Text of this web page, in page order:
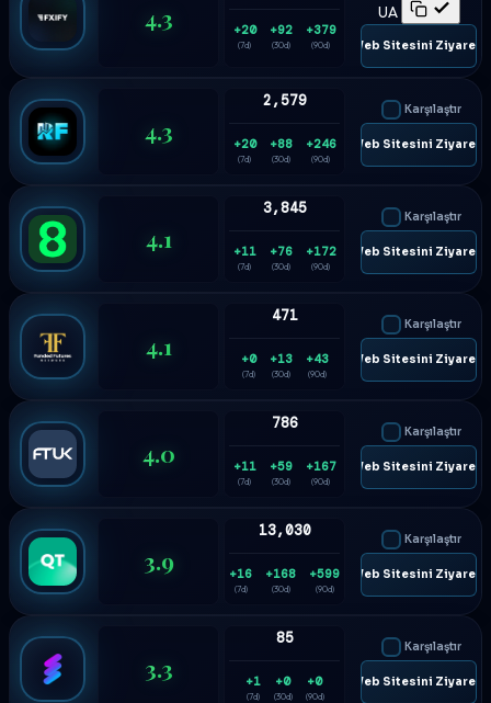
4.3 +20
(7d)
+92
(30d)
+379
(90d)
UA
🌐 Web Sitesini Ziyaret
4.3
2,579
+20
(7d)
+88
(30d)
+246
(90d)
Karşılaştır
🌐 Web Sitesini Ziyaret
4.1
3,845
+11
(7d)
+76
(30d)
+172
(90d)
Karşılaştır
🌐 Web Sitesini Ziyaret
4.1
471
+0
(7d)
+13
(30d)
+43
(90d)
Karşılaştır
🌐 Web Sitesini Ziyaret
4.0
786
+11
(7d)
+59
(30d)
+167
(90d)
Karşılaştır
🌐 Web Sitesini Ziyaret
3.9
13,030
+16
(7d)
+168
(30d)
+599
(90d)
Karşılaştır
🌐 Web Sitesini Ziyaret
3.3
85
+1
(7d)
+0
(30d)
+0
(90d)
Karşılaştır
🌐 Web Sitesini Ziyaret